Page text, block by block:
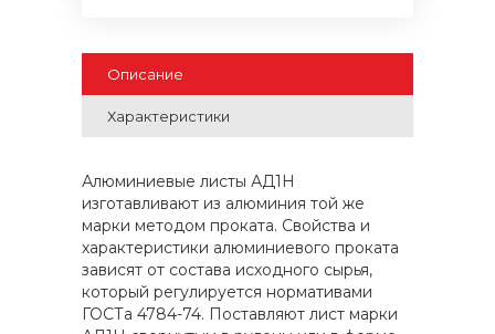
Описание
Характеристики
Алюминиевые листы АД1Н
изготавливают из алюминия той же
марки методом проката. Свойства и
характеристики алюминиевого проката
зависят от состава исходного сырья,
который регулируется нормативами
ГОСТа 4784-74. Поставляют лист марки